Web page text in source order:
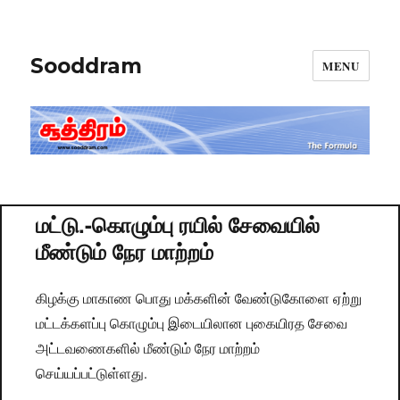
Sooddram MENU
மட்டு.-கொழும்பு ரயில் சேவையில்
மீண்டும் நேர மாற்றம்
கிழக்கு மாகாண பொது மக்களின் வேண்டுகோளை ஏற்று
மட்டக்களப்பு கொழும்பு இடையிலான புகையிரத சேவை
அட்டவணைகளில் மீண்டும் நேர மாற்றம்
செய்யப்பட்டுள்ளது.